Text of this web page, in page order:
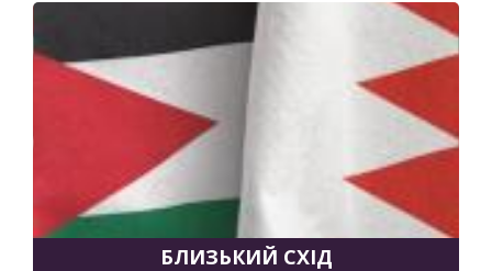
БЛИЗЬКИЙ СХІД